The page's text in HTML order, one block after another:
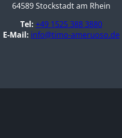
64589 Stockstadt am Rhein
Tel: +49 1525 388 3880
E-Mail: info@timo-ameruoso.de